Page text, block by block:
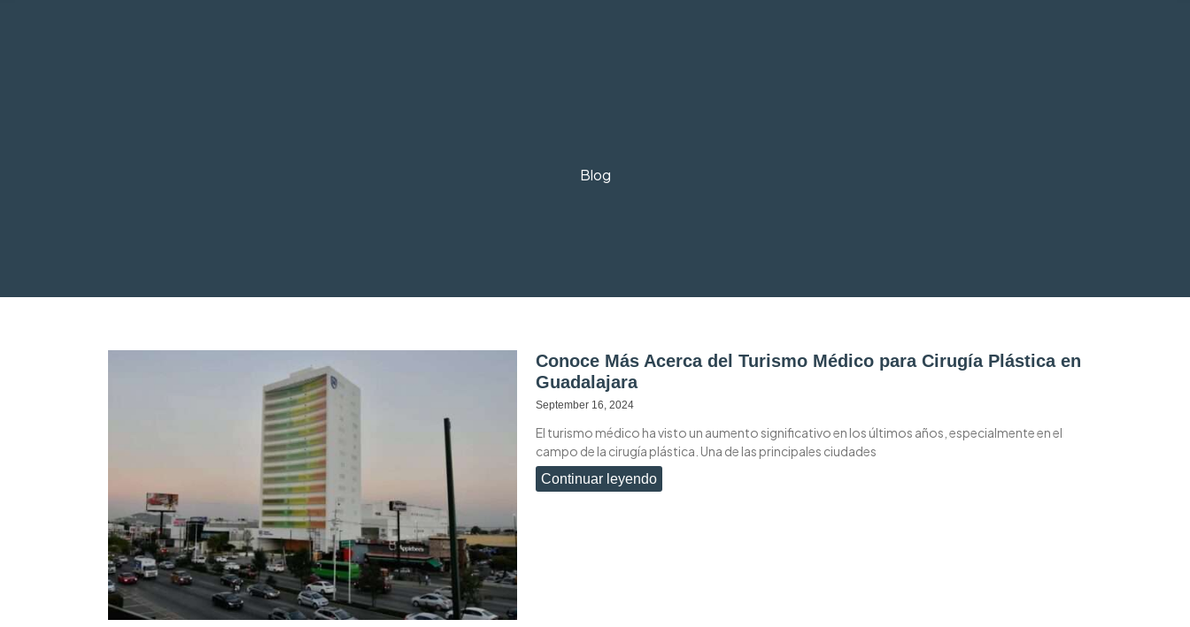
Blog
Conoce Más Acerca del Turismo Médico para Cirugía Plástica en
Guadalajara
September 16, 2024
El turismo médico ha visto un aumento significativo en los últimos años, especialmente en el
campo de la cirugía plástica. Una de las principales ciudades
Continuar leyendo